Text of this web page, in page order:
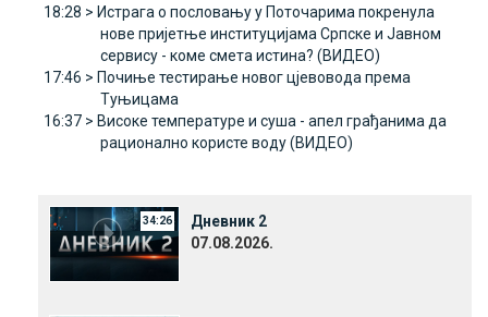
18:28 > Истрага о пословању у Поточарима покренула
нове пријетње институцијама Српске и Јавном
сервису - коме смета истина? (ВИДЕО)
17:46 > Почиње тестирање новог цјевовода према
Туњицама
16:37 > Високе температуре и суша - апел грађанима да
рационално користе воду (ВИДЕО)
34:26
Дневник 2
07.08.2026.